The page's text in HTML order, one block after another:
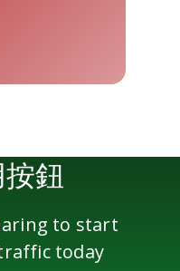
鈕
to start
today